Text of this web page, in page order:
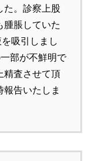
た。診察上股
腫脹していた
吸引しまし
部が不鮮明で
精査させて頂
告いたしま